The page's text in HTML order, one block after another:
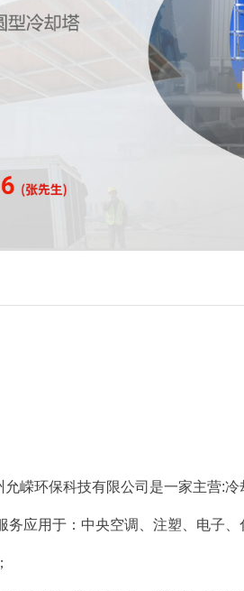
允嵘环保科技有限公司是一家主营:
务应用于：中央空调、注塑、电子